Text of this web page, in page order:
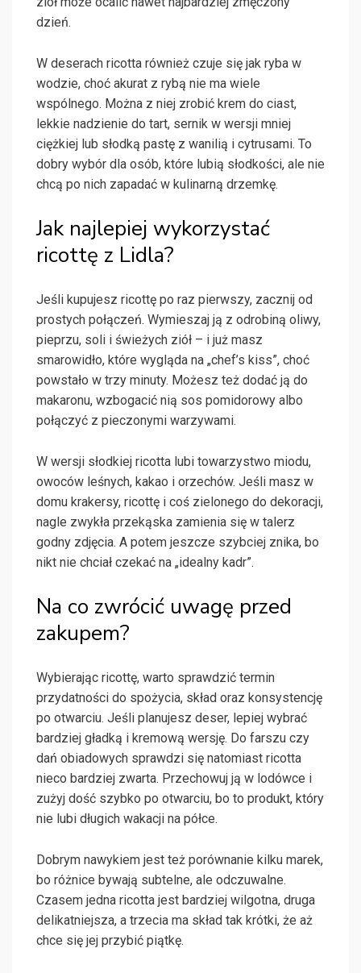
dzień.
W deserach ricotta również czuje się jak ryba w
wodzie, choć akurat z rybą nie ma wiele
wspólnego. Można z niej zrobić krem do ciast,
lekkie nadzienie do tart, sernik w wersji mniej
ciężkiej lub słodką pastę z wanilią i cytrusami. To
dobry wybór dla osób, które lubią słodkości, ale nie
chcą po nich zapadać w kulinarną drzemkę.
Jak najlepiej wykorzystać
ricottę z Lidla?
Jeśli kupujesz ricottę po raz pierwszy, zacznij od
prostych połączeń. Wymieszaj ją z odrobiną oliwy,
pieprzu, soli i świeżych ziół – i już masz
smarowidło, które wygląda na „chef’s kiss”, choć
powstało w trzy minuty. Możesz też dodać ją do
makaronu, wzbogacić nią sos pomidorowy albo
połączyć z pieczonymi warzywami.
W wersji słodkiej ricotta lubi towarzystwo miodu,
owoców leśnych, kakao i orzechów. Jeśli masz w
domu krakersy, ricottę i coś zielonego do dekoracji,
nagle zwykła przekąska zamienia się w talerz
godny zdjęcia. A potem jeszcze szybciej znika, bo
nikt nie chciał czekać na „idealny kadr”.
Na co zwrócić uwagę przed
zakupem?
Wybierając ricottę, warto sprawdzić termin
przydatności do spożycia, skład oraz konsystencję
po otwarciu. Jeśli planujesz deser, lepiej wybrać
bardziej gładką i kremową wersję. Do farszu czy
dań obiadowych sprawdzi się natomiast ricotta
nieco bardziej zwarta. Przechowuj ją w lodówce i
zużyj dość szybko po otwarciu, bo to produkt, który
nie lubi długich wakacji na półce.
Dobrym nawykiem jest też porównanie kilku marek,
bo różnice bywają subtelne, ale odczuwalne.
Czasem jedna ricotta jest bardziej wilgotna, druga
delikatniejsza, a trzecia ma skład tak krótki, że aż
chce się jej przybić piątkę.